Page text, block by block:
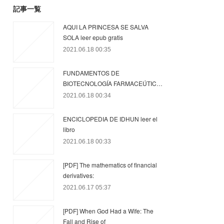
記事一覧
AQUI LA PRINCESA SE SALVA
SOLA leer epub gratis
2021.06.18 00:35
FUNDAMENTOS DE
BIOTECNOLOGÍA FARMACEÚTIC…
2021.06.18 00:34
ENCICLOPEDIA DE IDHUN leer el
libro
2021.06.18 00:33
[PDF] The mathematics of financial
derivatives:
2021.06.17 05:37
[PDF] When God Had a Wife: The
Fall and Rise of